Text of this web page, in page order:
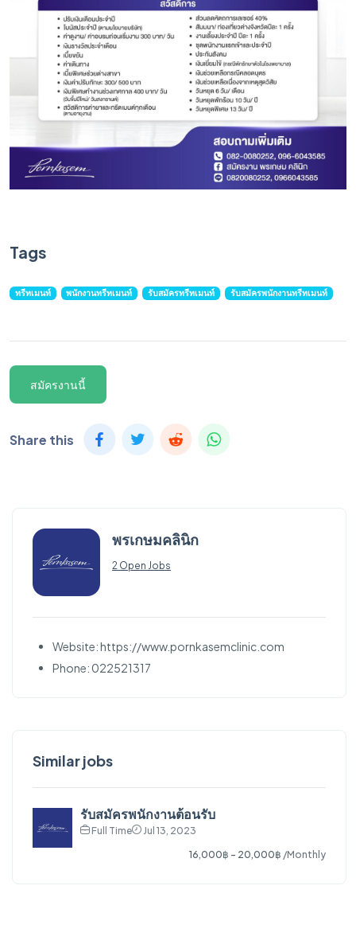
Tags
ทรีทเมนท์ พนักงานทรีทเมนท์ รับสมัครทรีทเมนท์ รับสมัครพนักงานทรีทเมนท์
สมัครงานนี้
Share this
พรเกษมคลินิก
2 Open Jobs
Website: https://www.pornkasemclinic.com
Phone: 022521317
Similar jobs
รับสมัครพนักงานต้อนรับ
Full Time
Jul 13, 2023
16,000฿ - 20,000฿ /Monthly